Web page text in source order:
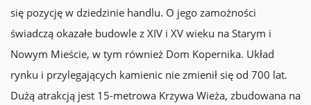
się pozycję w dziedzinie handlu. O jego zamożności
świadczą okazałe budowle z XIV i XV wieku na Starym i
Nowym Mieście, w tym również Dom Kopernika. Układ
rynku i przylegających kamienic nie zmienił się od 700 lat.
Dużą atrakcją jest 15-metrowa Krzywa Wieża, zbudowana na